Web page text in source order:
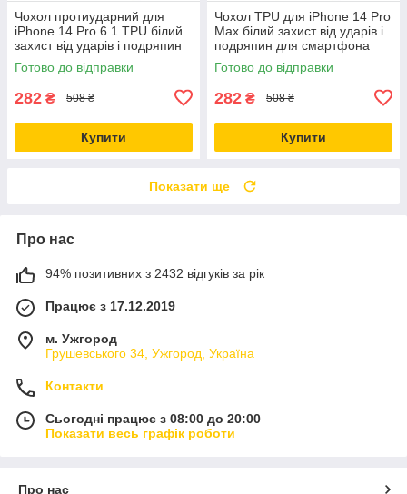
Чохол протиударний для
iPhone 14 Pro 6.1 TPU білий
захист від ударів і подряпин
Готово до відправки
282 ₴ 508 ₴
Купити
Чохол TPU для iPhone 14 Pro
Max білий захист від ударів і
подряпин для смартфона
Готово до відправки
282 ₴ 508 ₴
Купити
Показати ще
Про нас
94% позитивних з 2432 відгуків за рік
Працює з 17.12.2019
м. Ужгород
Грушевського 34, Ужгород, Україна
Контакти
Сьогодні працює з 08:00 до 20:00
Показати весь графік роботи
Про нас